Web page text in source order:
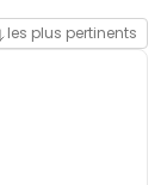
les plus pertinents